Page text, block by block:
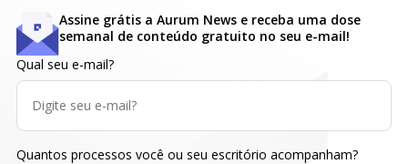
Assine grátis a Aurum News e receba uma dose
semanal de conteúdo gratuito no seu e-mail!
Qual seu e-mail?
Quantos processos você ou seu escritório acompanham?